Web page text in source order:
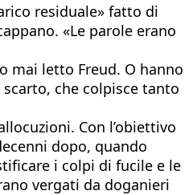
residuale» fatto di
«Le parole erano
mai letto Freud. O hanno
che colpisce tanto
Con l’obiettivo
dopo, quando
i colpi di fucile e le
vergati da doganieri